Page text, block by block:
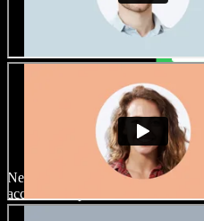
Un'ampia
femminili, con
Nessun progetto deve suonare
accenti AI e personalizzali.